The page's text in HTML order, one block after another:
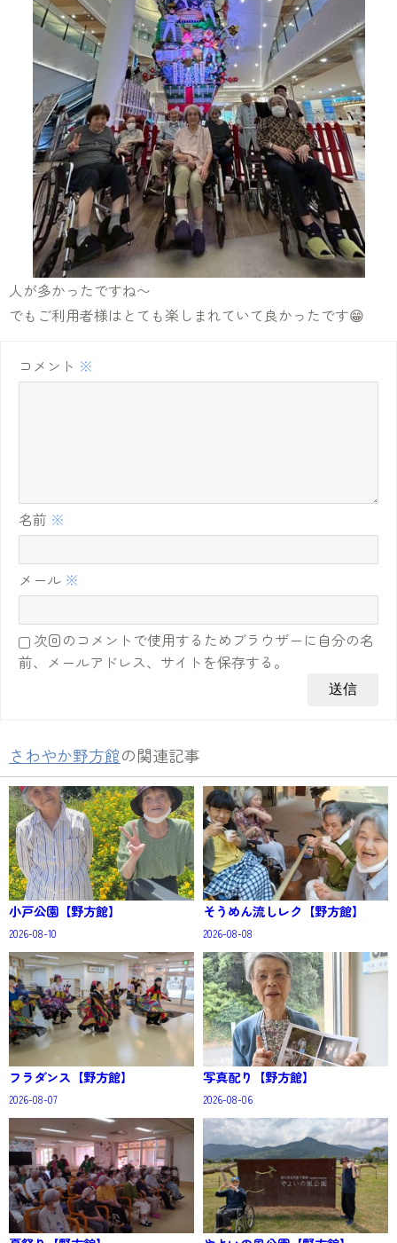
人が多かったですね〜
でもご利用者様はとても楽しまれていて良かったです😁
コメント ※
名前 ※
メール ※
次回のコメントで使用するためブラウザーに自分の名
前、メールアドレス、サイトを保存する。
さわやか野方館の関連記事
小戸公園【野方館】
2026-08-10
そうめん流しレク【野方館】
2026-08-08
フラダンス【野方館】
2026-08-07
写真配り【野方館】
2026-08-06